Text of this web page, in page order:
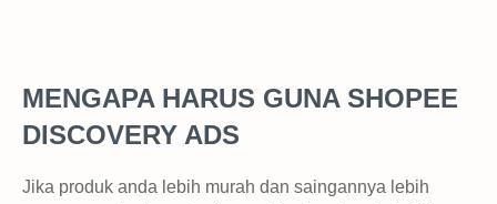
MENGAPA HARUS GUNA SHOPEE
DISCOVERY ADS
Jika produk anda lebih murah dan saingannya lebih